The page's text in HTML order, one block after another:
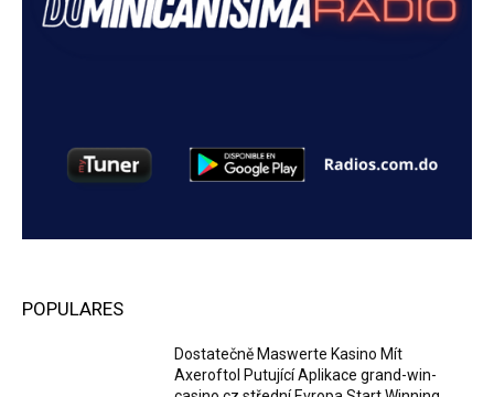
POPULARES
Dostatečně Maswerte Kasino Mít
Axeroftol Putující Aplikace grand-win-